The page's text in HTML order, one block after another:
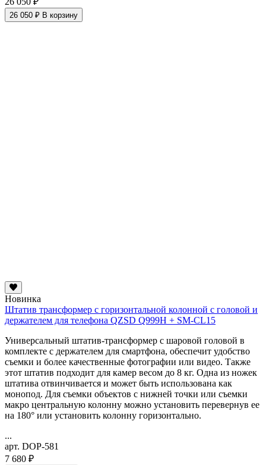
26 050 ₽ В корзину
Новинка
Штатив трансформер с горизонтальной колонной с головой и
держателем для телефона QZSD Q999H + SM-CL15
Универсальный штатив-трансформер с шаровой головой в
комплекте с держателем для смартфона, обеспечит удобство
съемки и более качественные фотографии или видео. Также
этот штатив подходит для камер весом до 8 кг. Одна из ножек
штатива отвинчивается и может быть использована как
монопод. Для съемки объектов с нижней точки или съемки
макро центральную колонну можно установить перевернув ее
на 180° или установить колонну горизонтально.
...
арт. DOP-581
7 680 ₽